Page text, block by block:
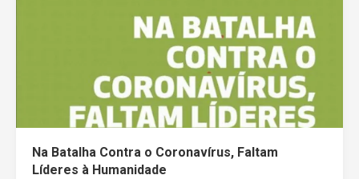
Na Batalha Contra o Coronavírus, Faltam
Líderes à Humanidade